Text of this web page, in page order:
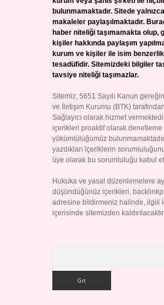
bulunmamaktadır. Sitede yalnızca
makaleler paylaşılmaktadır.
haber niteliği taşımamakta olup,
kişiler hakkında paylaşım
kurum ve kişiler ile isim
tesadüfidir. Sitemizdeki bilgiler
tavsiye niteliği taşımazlar.
Sitemiz, 5651 Sayılı Kanun
ve İletişim Kurumu (BTK)
Sağlayıcı olarak hizmet
içerikleri proaktif olarak denetleme
yükümlülüğümüz
yazdıkları içeriklerin
üye olarak bu sorumluluğu kabul
Hukuka ve yasal düzenlemelere
düşündüğünüz içerikleri,
adresine bildirmeniz halinde, ilgili
içerisinde sitemizden